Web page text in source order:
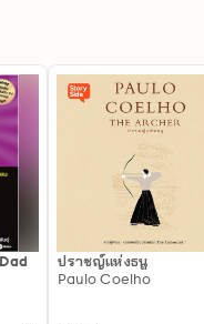
ปราชญ์แห่งธนู
Paulo Coelho